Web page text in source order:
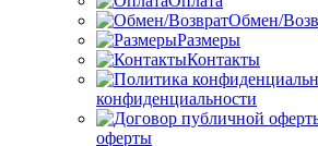
Обмен/
Размеры
Контакты
конфиденциальности
оферты